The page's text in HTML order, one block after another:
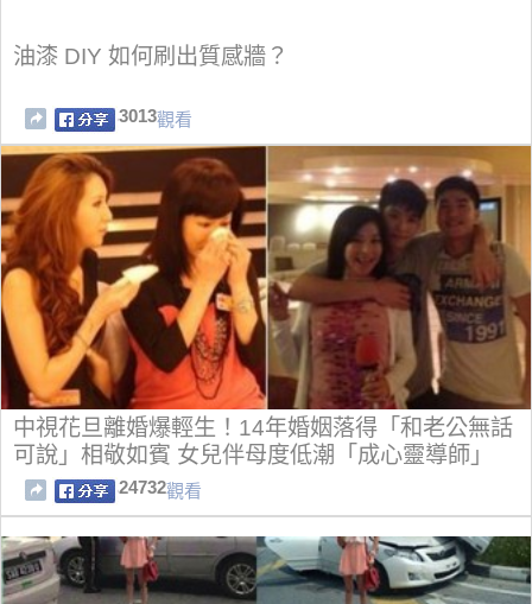
油漆 DIY 如何刷出質感牆？
3013觀看
中視花旦離婚爆輕生！14年婚姻落得「和老公無話
可說」相敬如賓 女兒伴母度低潮「成心靈導師」
24732觀看